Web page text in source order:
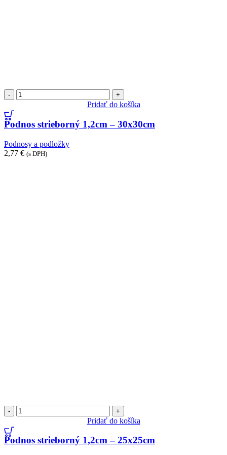
množstvo
Podnos
1,2cm
-
Pridať do košíka
Podnos strieborný 1,2cm – 30x30cm
Podnosy a podložky
2,77 € (s DPH)
množstvo
Podnos
1,2cm
-
Pridať do košíka
Podnos strieborný 1,2cm – 25x25cm